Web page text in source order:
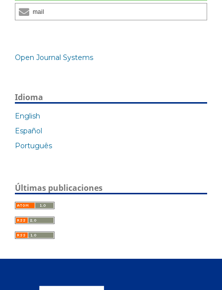
mail
Open Journal Systems
Idioma
English
Español
Português
Últimas publicaciones